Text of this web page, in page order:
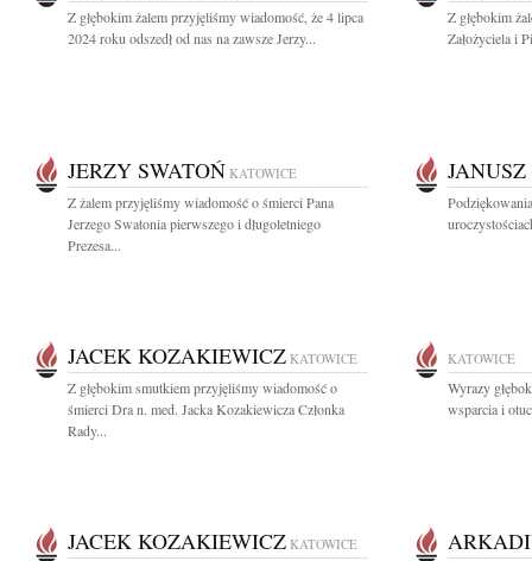
Z głębokim żalem przyjęliśmy wiadomość, że 4 lipca
2024 roku odszedł od nas na zawsze Jerzy...
Z głębokim
Założyciela i
JERZY SWATOŃ KATOWICE
Z żalem przyjęliśmy wiadomość o śmierci Pana
Jerzego Swatonia pierwszego i długoletniego
Prezesa...
JACEK KOZAKIEWICZ KATOWICE
Z głębokim smutkiem przyjęliśmy wiadomość o
śmierci Dra n. med. Jacka Kozakiewicza Członka
Rady...
KATOWICE
Wyrazy
wsparcia i
JACEK KOZAKIEWICZ KATOWICE